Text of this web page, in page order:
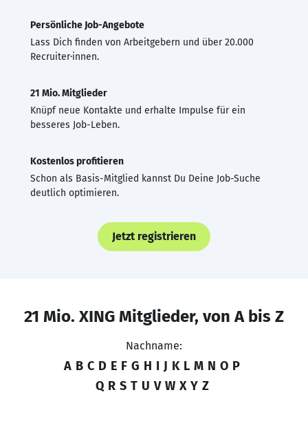
Persönliche Job-Angebote
Lass Dich finden von Arbeitgebern und über 20.000
Recruiter·innen.
21 Mio. Mitglieder
Knüpf neue Kontakte und erhalte Impulse für ein
besseres Job-Leben.
Kostenlos profitieren
Schon als Basis-Mitglied kannst Du Deine Job-Suche
deutlich optimieren.
Jetzt registrieren
21 Mio. XING Mitglieder, von A bis Z
Nachname:
A B C D E F G H I J K L M N O P
Q R S T U V W X Y Z